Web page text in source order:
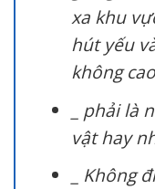
xa khu
hút yếu
không
_ phải
vật hay
_ Không